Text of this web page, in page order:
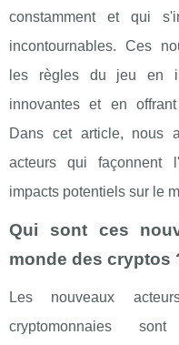
constamment et qui
incontournables. Ces
les règles du jeu en
innovantes et en
Dans cet article, nous
acteurs qui façonnent
impacts potentiels sur le
Qui sont ces
monde des cryptos
Les nouveaux
cryptomonnaies